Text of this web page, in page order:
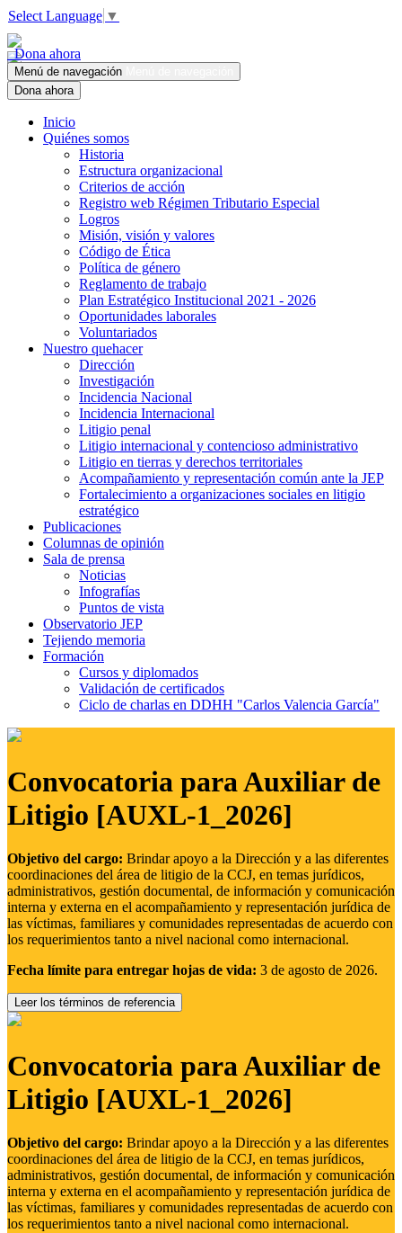
Select Language ▼
Dona ahora
Menú de navegación
Dona ahora
Inicio
Quiénes somos
Historia
Estructura organizacional
Criterios de acción
Registro web Régimen Tributario Especial
Logros
Misión, visión y valores
Código de Ética
Política de género
Reglamento de trabajo
Plan Estratégico Institucional 2021 - 2026
Oportunidades laborales
Voluntariados
Nuestro quehacer
Dirección
Investigación
Incidencia Nacional
Incidencia Internacional
Litigio penal
Litigio internacional y contencioso administrativo
Litigio en tierras y derechos territoriales
Acompañamiento y representación común ante la JEP
Fortalecimiento a organizaciones sociales en litigio
estratégico
Publicaciones
Columnas de opinión
Sala de prensa
Noticias
Infografías
Puntos de vista
Observatorio JEP
Tejiendo memoria
Formación
Cursos y diplomados
Validación de certificados
Ciclo de charlas en DDHH "Carlos Valencia García"
Convocatoria para Auxiliar de
Litigio [AUXL-1_2026]
Objetivo del cargo: Brindar apoyo a la Dirección y a las diferentes
coordinaciones del área de litigio de la CCJ, en temas jurídicos,
administrativos, gestión documental, de información y comunicación
interna y externa en el acompañamiento y representación jurídica de
las víctimas, familiares y comunidades representadas de acuerdo con
los requerimientos tanto a nivel nacional como internacional.
Fecha límite para entregar hojas de vida: 3 de agosto de 2026.
Leer los términos de referencia
Convocatoria para Auxiliar de
Litigio [AUXL-1_2026]
Objetivo del cargo: Brindar apoyo a la Dirección y a las diferentes
coordinaciones del área de litigio de la CCJ, en temas jurídicos,
administrativos, gestión documental, de información y comunicación
interna y externa en el acompañamiento y representación jurídica de
las víctimas, familiares y comunidades representadas de acuerdo con
los requerimientos tanto a nivel nacional como internacional.